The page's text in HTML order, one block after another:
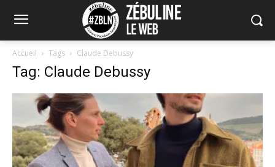
Accueil Tags Claude Debussy
Tag: Claude Debussy